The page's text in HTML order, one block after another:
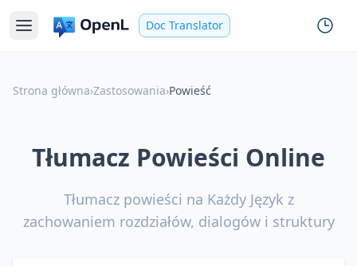
Doc Translator
Strona główna›Zastosowania›Powieść
Tłumacz Powieści Online
Tłumacz powieści na Każdy Język z
zachowaniem rozdziałów, dialogów i struktury